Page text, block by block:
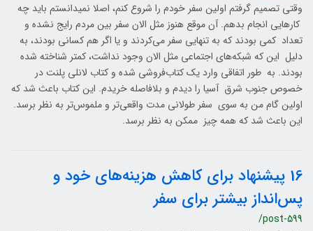
وقتی تصمیم گرفتم اولین سفر خودم را شروع کنم، اصلا نمیدانستم باید چه
کارهایی انجام بدهم. آن موقع هنوز مثل الان سفر بین مردم رایج نشده و
تعداد کمی بودند که به تنهایی سفر می‌کردند و یا اگر هم کسانی بودند، به
دلیل این‌ که شبکه‌های اجتماعی مثل الان وجود نداشت، کمتر شناخته شده
بودند. به طور اتفاقی وارد یک کتاب‌فروشی شده و کتاب لانلی پلنت در
خصوص جنوب شرق آسیا را دیدم و بلافاصله خریدم. این کتاب باعث شد که
اولین گام من به سوی سفر طولانی مدت واقعی‌تر و ملموس‌تر به نظر برسد.
این باعث شد که همه چیز ممکن به نظر برسد.
16 پیشنهاد برای کاهش هزینه‌های خود و
پس‌انداز بیشتر برای سفر
/post-599